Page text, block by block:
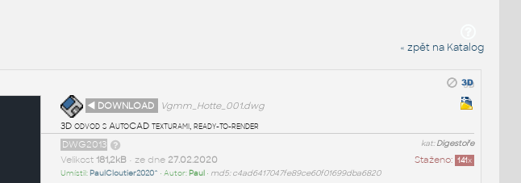
« zpět na Katalog
◄ DOWNLOAD
Vgmm_Hotte_001.dwg
3D odvod s AutoCAD texturami, ready-to-render
kat:Digestoře
DWG2013
Staženo: 141x
Velikost 181,2kB• ze dne 27.02.2020
Umístil: PaulCloutier2020^ • Autor: Paul• md5: c4ad6417047fe89ce60f01699dba6820